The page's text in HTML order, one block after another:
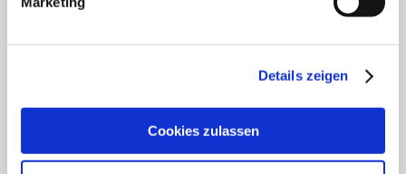
Details zeigen
Cookies zulassen
HNO Belegabteilung
Pflegedienst